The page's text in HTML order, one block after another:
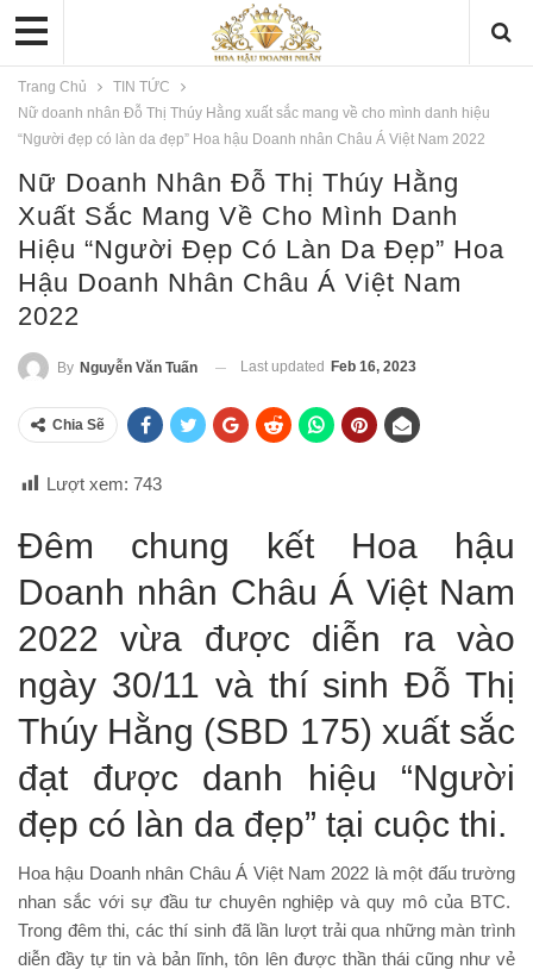
Trang Chủ
TIN TỨC
Nữ doanh nhân Đỗ Thị Thúy Hằng xuất sắc mang về cho mình danh hiệu
“Người đẹp có làn da đẹp” Hoa hậu Doanh nhân Châu Á Việt Nam 2022
Nữ Doanh Nhân Đỗ Thị Thúy Hằng
Xuất Sắc Mang Về Cho Mình Danh
Hiệu “Người Đẹp Có Làn Da Đẹp” Hoa
Hậu Doanh Nhân Châu Á Việt Nam
2022
By Nguyễn Văn Tuấn Last updated Feb 16, 2023
Chia Sẽ
Lượt xem: 743
Đêm chung kết Hoa hậu
Doanh nhân Châu Á Việt Nam
2022 vừa được diễn ra vào
ngày 30/11 và thí sinh Đỗ Thị
Thúy Hằng (SBD 175) xuất sắc
đạt được danh hiệu “Người
đẹp có làn da đẹp” tại cuộc thi.
Hoa hậu Doanh nhân Châu Á Việt Nam 2022 là một đấu trường
nhan sắc với sự đầu tư chuyên nghiệp và quy mô của BTC.
Trong đêm thi, các thí sinh đã lần lượt trải qua những màn trình
diễn đầy tự tin và bản lĩnh, tôn lên được thần thái cũng như vẻ